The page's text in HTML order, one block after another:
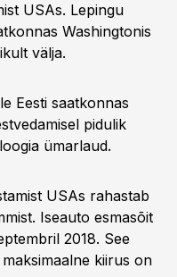
USAs. Lepingu
Washingtonis
välja.
Eesti saatkonnas
pidulik
ümarlaud.
USAs rahastab
Iseauto esmasõit
2018. See
kiirus on